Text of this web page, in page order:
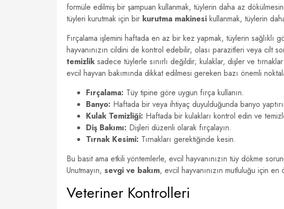
formüle edilmiş bir şampuan kullanmak, tüylerin daha az
tüyleri kurutmak için bir kurutma makinesi kullanmak, tüylerin
Fırçalama işlemini haftada en az bir kez yapmak, tüylerin sağlıklı
hayvanınızın cildini de kontrol edebilir, olası parazitleri veya cilt
temizlik sadece tüylerle sınırlı değildir; kulaklar, dişler ve
evcil hayvan bakımında dikkat edilmesi gereken bazı önemli
Fırçalama: Tüy tipine göre uygun fırça kullanın.
Banyo: Haftada bir veya ihtiyaç duyulduğunda banyo
Kulak Temizliği: Haftada bir kulakları kontrol edin ve
Diş Bakımı: Dişleri düzenli olarak fırçalayın.
Tırnak Kesimi: Tırnakları gerektiğinde kesin.
Bu basit ama etkili yöntemlerle, evcil hayvanınızın tüy dökme
Unutmayın, sevgi ve bakım, evcil hayvanınızın mutluluğu için
Veteriner Kontrolleri